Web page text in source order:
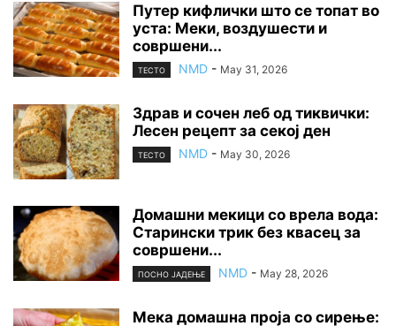
Путер кифлички што се топат во
уста: Меки, воздушести и
совршени...
ТЕСТО NMD - May 31, 2026
Здрав и сочен леб од тиквички:
Лесен рецепт за секој ден
ТЕСТО NMD - May 30, 2026
Домашни мекици со врела вода:
Старински трик без квасец за
совршени...
ПОСНО ЈАДЕЊЕ NMD - May 28, 2026
Мека домашна проја со сирење: